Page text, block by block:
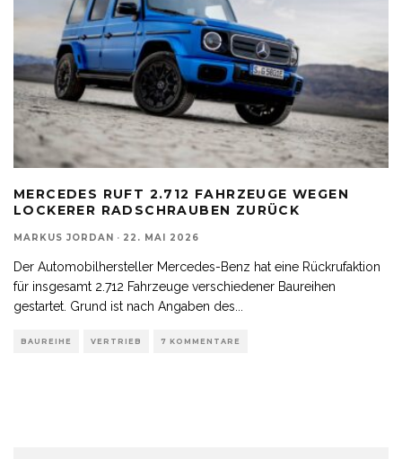
MERCEDES RUFT 2.712 FAHRZEUGE WEGEN
LOCKERER RADSCHRAUBEN ZURÜCK
MARKUS JORDAN · 22. MAI 2026
Der Automobilhersteller Mercedes-Benz hat eine Rückrufaktion
für insgesamt 2.712 Fahrzeuge verschiedener Baureihen
gestartet. Grund ist nach Angaben des
BAUREIHE VERTRIEB 7 KOMMENTARE